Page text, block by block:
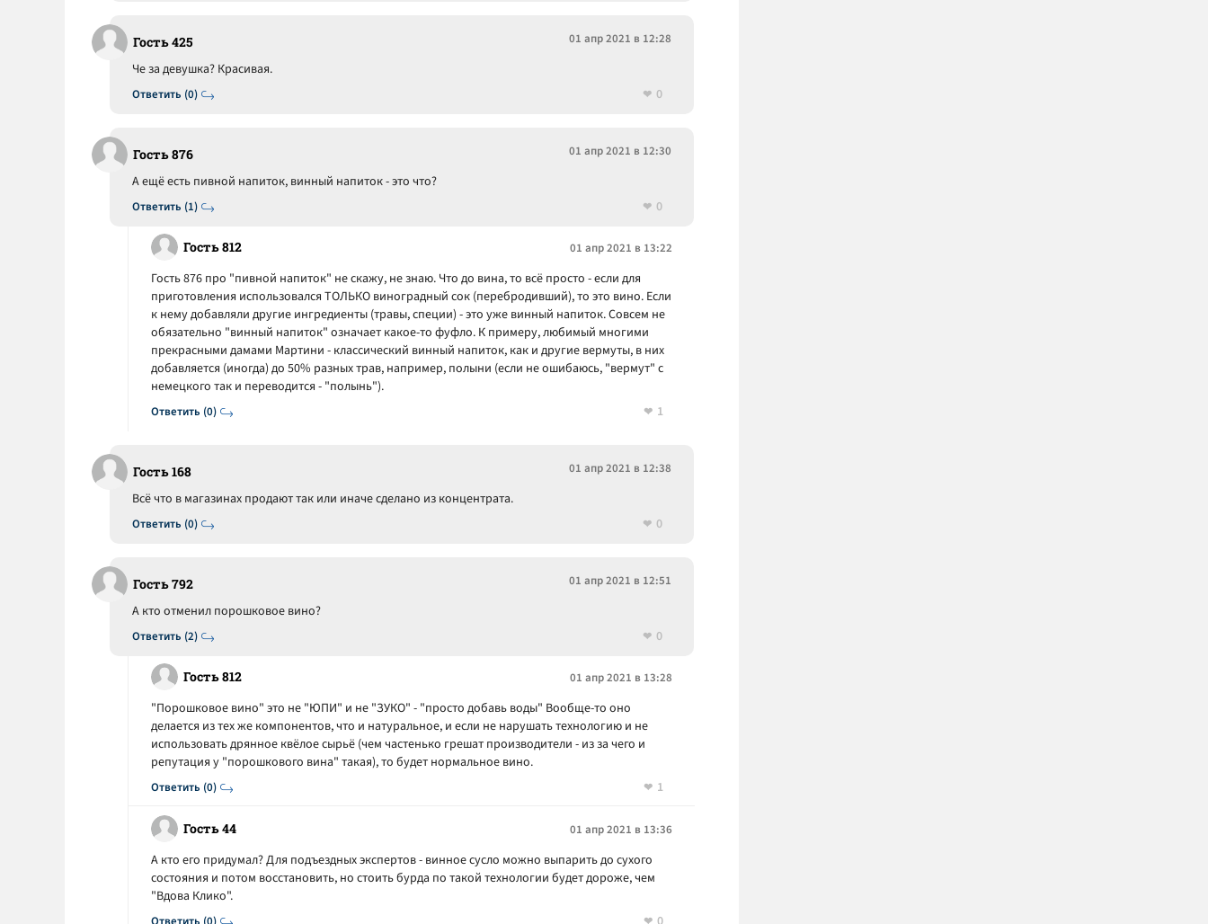
Гость 425 01 апр 2021 в 12:28
Ответить (0)
Че за девушка? Красивая.
0
Гость 876 01 апр 2021 в 12:30
Ответить (1)
А ещё есть пивной напиток, винный напиток - это что?
0
Гость 812 01 апр 2021 в 13:22
Ответить (0)
Гость 876 про "пивной напиток" не скажу, не знаю. Что до вина, то всё просто - если для
приготовления использовался ТОЛЬКО виноградный сок (перебродивший), то это вино. Если
к нему добавляли другие ингредиенты (травы, специи) - это уже винный напиток. Совсем не
обязательно "винный напиток" означает какое-то фуфло. К примеру, любимый многими
прекрасными дамами Мартини - классический винный напиток, как и другие вермуты, в них
добавляется (иногда) до 50% разных трав, например, полыни (если не ошибаюсь, "вермут" с
немецкого так и переводится - "полынь").
1
Гость 168 01 апр 2021 в 12:38
Ответить (0)
Всё что в магазинах продают так или иначе сделано из концентрата.
0
Гость 792 01 апр 2021 в 12:51
Ответить (2)
А кто отменил порошковое вино?
0
Гость 812 01 апр 2021 в 13:28
Ответить (0)
"Порошковое вино" это не "ЮПИ" и не "ЗУКО" - "просто добавь воды" Вообще-то оно
делается из тех же компонентов, что и натуральное, и если не нарушать технологию и не
использовать дрянное квёлое сырьё (чем частенько грешат производители - из за чего и
репутация у "порошкового вина" такая), то будет нормальное вино.
1
Гость 44 01 апр 2021 в 13:36
А кто его придумал? Для подъездных экспертов - винное сусло можно выпарить до сухого
состояния и потом восстановить, но стоить бурда по такой технологии будет дороже, чем
"Вдова Клико".